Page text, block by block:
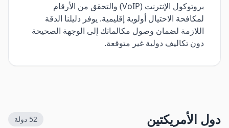
بروتوكول الإنترنت (VoIP) والتحقق من الأرقام
لمكافحة الاحتيال أولوية إقليمية. يوفر دليلنا الدقة
اللازمة لضمان وصول مكالماتك إلى الوجهة الصحيحة
دون تكاليف دولية غير متوقعة.
دول الأمريكتين 52 دولة